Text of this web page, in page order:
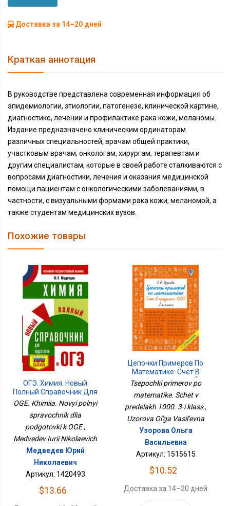
Доставка за 14–20 дней
Краткая аннотация
В руководстве представлена современная информация об
эпидемиологии, этиологии, патогенезе, клинической картине,
диагностике, лечении и профилактике рака кожи, меланомы.
Издание предназначено клиническим ординаторам
различных специальностей, врачам общей практики,
участковым врачам, онкологам, хирургам, терапевтам и
другим специалистам, которые в своей работе сталкиваются с
вопросами диагностики, лечения и оказания медицинской
помощи пациентам с онкологическими заболеваниями, в
частности, с визуальными формами рака кожи, меланомой, а
также студентам медицинских вузов.
Похожие товары
ОГЭ. Химия. Новый
Полный Справочник Для
Подготовки К ОГЭ
OGE. Khimiia. Novyi polnyi
spravochnik dlia
podgotovki k OGE ,
Medvedev Iurii Nikolaevich
Медведев Юрий
Николаевич
Артикул: 1420493
$13.66
Цепочки Примеров По
Математике. Счёт В
Пределах 1000. 3-Й
Класс
Tsepochki primerov po
matematike. Schet v
predelakh 1000. 3-i klass ,
Uzorova Ol'ga Vasil'evna
Узорова Ольга
Васильевна
Артикул: 1515615
$10.52
Доставка за 14–20 дней